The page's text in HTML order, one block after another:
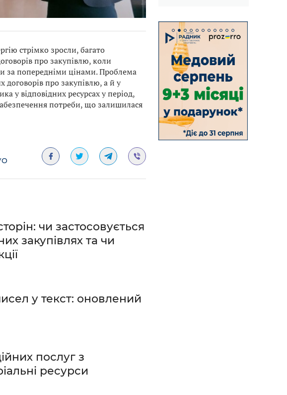
стрімко зросли, багато
про закупівлю, коли
за попередніми цінами. Проблема
договорів про закупівлю, а й у
у відповідних ресурсах у період,
потреби, що залишилася
чи застосовується
закупівлях та чи
у текст: оновлений
послуг з
ресурси